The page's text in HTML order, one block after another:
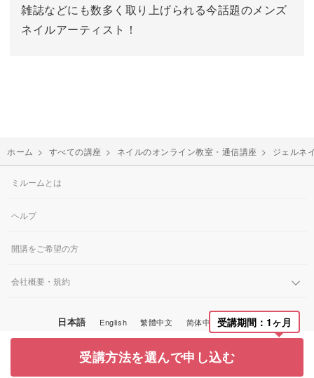
雑誌などにも数多く取り上げられる今話題のメンズ
ネイルアーティスト！
ホーム > すべての講座 > ネイルのオンライン教室・通信講座 > ジェルネ
受講期間：1ヶ月
受講方法を選んで申し込む
ミルームとは
ヘルプ
開講をご希望の方
会社概要・規約
日本語 English 繁體中文 简体中文 한국어
© Miroom, Inc.